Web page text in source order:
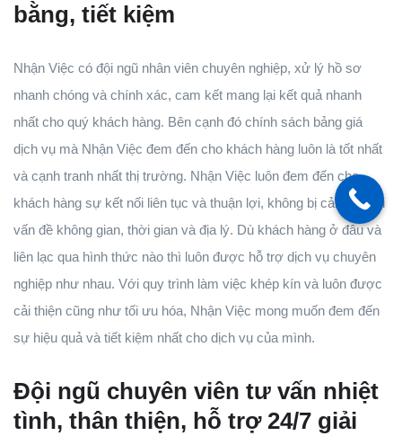
bằng, tiết kiệm
Nhận Việc có đội ngũ nhân viên chuyên nghiệp, xử lý hồ sơ
nhanh chóng và chính xác, cam kết mang lại kết quả nhanh
nhất cho quý khách hàng. Bên cạnh đó chính sách bảng giá
dịch vụ mà Nhận Việc đem đến cho khách hàng luôn là tốt nhất
và cạnh tranh nhất thị trường. Nhận Việc luôn đem đến cho
khách hàng sự kết nối liên tục và thuận lợi, không bị cản trở bởi
vấn đề không gian, thời gian và địa lý. Dù khách hàng ở đâu và
liên lạc qua hình thức nào thì luôn được hỗ trợ dịch vụ chuyên
nghiệp như nhau. Với quy trình làm việc khép kín và luôn được
cải thiện cũng như tối ưu hóa, Nhận Việc mong muốn đem đến
sự hiệu quả và tiết kiệm nhất cho dịch vụ của mình.
Đội ngũ chuyên viên tư vấn nhiệt
tình, thân thiện, hỗ trợ 24/7 giải